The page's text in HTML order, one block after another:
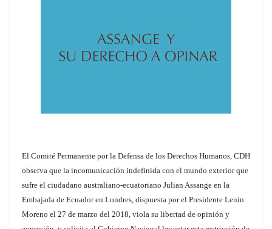
El Comité Permanente por la Defensa de los Derechos Humanos, CDH
observa que la incomunicación indefinida con el mundo exterior que
sufre el ciudadano australiano-ecuatoriano Julian Assange en la
Embajada de Ecuador en Londres, dispuesta por el Presidente Lenin
Moreno el 27 de marzo del 2018, viola su libertad de opinión y